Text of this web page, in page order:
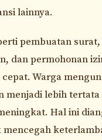
lainnya.
pembuatan
dan permohonan
Warga
menjadi lebih tertata
Hal ini